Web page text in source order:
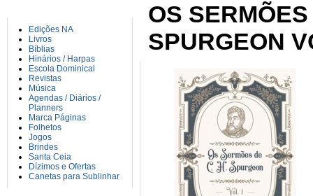
Edições NA
Livros
Bíblias
Hinários / Harpas
Escola Dominical
Revistas
Música
Agendas / Diários /
Planners
Marca Páginas
Folhetos
Jogos
Brindes
Santa Ceia
Dízimos e Ofertas
Canetas para Sublinhar
OS
SPURGEON